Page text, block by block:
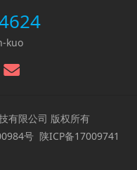
kuo
有限公司 版权所有
号 陕ICP备17009741